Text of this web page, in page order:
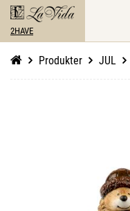
2HAVE
Produkter JUL